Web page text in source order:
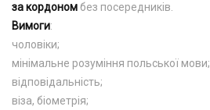
за кордономбез посередників.
Вимоги:
чоловіки;
мінімальне розуміння польської мови;
відповідальність;
віза, біометрія;